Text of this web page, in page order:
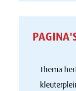
Thema